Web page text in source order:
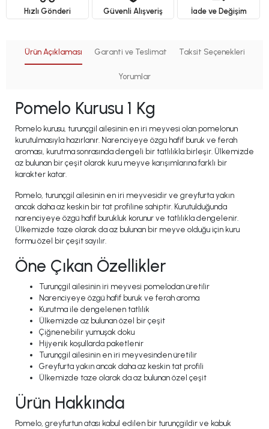
Hızlı Gönderi Güvenli Alışveriş İade ve Değişim
Ürün Açıklaması Garanti ve Teslimat Taksit Seçenekleri
Yorumlar
Pomelo Kurusu 1 Kg
Pomelo kurusu, turunçgil ailesinin en iri meyvesi olan pomelonun
kurutulmasıyla hazırlanır. Narenciyeye özgü hafif buruk ve ferah
aroması, kurutma sonrasında dengeli bir tatlılıkla birleşir. Ülkemizde
az bulunan bir çeşit olarak kuru meyve karışımlarına farklı bir
karakter katar.
Pomelo, turunçgil ailesinin en iri meyvesidir ve greyfurta yakın
ancak daha az keskin bir tat profiline sahiptir. Kurutulduğunda
narenciyeye özgü hafif burukluk korunur ve tatlılıkla dengelenir.
Ülkemizde taze olarak da az bulunan bir meyve olduğu için kuru
formu özel bir çeşit sayılır.
Öne Çıkan Özellikler
Turunçgil ailesinin iri meyvesi pomelodan üretilir
Narenciyeye özgü hafif buruk ve ferah aroma
Kurutma ile dengelenen tatlılık
Ülkemizde az bulunan özel bir çeşit
Çiğnenebilir yumuşak doku
Hijyenik koşullarda paketlenir
Turunçgil ailesinin en iri meyvesinden üretilir
Greyfurta yakın ancak daha az keskin tat profili
Ülkemizde taze olarak da az bulunan özel çeşit
Ürün Hakkında
Pomelo, greyfurtun atası kabul edilen bir turunçgildir ve kabuk